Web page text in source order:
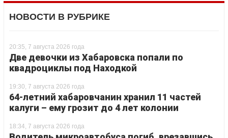
НОВОСТИ В РУБРИКЕ
20:35, 7 августа 2026 года
Две девочки из Хабаровска попали по
квадроциклы под Находкой
19:30, 7 августа 2026 года
64-летний хабаровчанин хранил 11 частей
калуги – ему грозит до 4 лет колонии
18:34, 7 августа 2026 года